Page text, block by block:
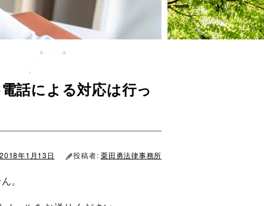
話による対応は行っ
:
2018年1月13日 投稿者: 栗田勇法律事務所
。